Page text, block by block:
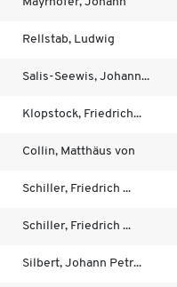
Rellstab, Ludwig
Salis-Seewis, Johann...
Klopstock, Friedrich...
Collin, Matthäus von
Schiller, Friedrich ...
Schiller, Friedrich ...
Silbert, Johann Petr...